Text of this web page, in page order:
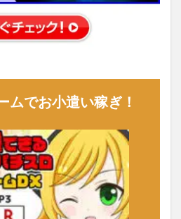
ムでお小遣い稼ぎ！